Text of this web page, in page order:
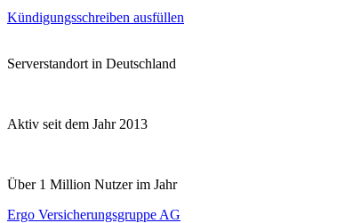
Kündigungsschreiben ausfüllen
Serverstandort in Deutschland
Aktiv seit dem Jahr 2013
Über 1 Million Nutzer im Jahr
Ergo Versicherungsgruppe AG